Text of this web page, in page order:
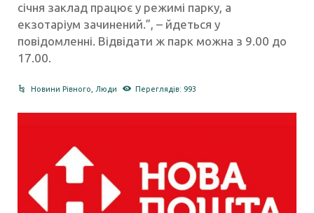
січня заклад працює у режимі парку, а
екзотаріум зачинений.”, – йдеться у
повідомленні. Відвідати ж парк можна з 9.00 до
17.00.
Новини Рівного Люди Переглядів: 993